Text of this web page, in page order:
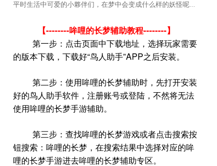
平时生活中可爱的小夥伴们，在梦中会变成什么样的妖怪呢
【--------哞哩的长梦辅助教程--------】
第一步：点击页面中下载地址，选择玩家需要
的版本下载，下载好“鸟人助手”APP之后安装。
第二步：使用哞哩的长梦辅助时，先打开安装
好的鸟人助手软件，注册账号或登陆，不然将无法
使用哞哩的长梦手游辅助。
第三步：查找哞哩的长梦游戏或者点击搜索按
钮搜索：哞哩的长梦，在搜索结果中选择对应的哞
哩的长梦手游进去哞哩的长梦辅助专区。